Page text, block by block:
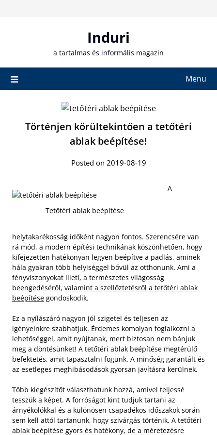
Induri
a tartalmas és informális magazin
Menu
Történjen körültekintően a tetőtéri
ablak beépítése!
Posted on 2019-08-19
Tetőtéri ablak beépítése
A
helytakarékosság időként nagyon fontos. Szerencsére van
rá mód, a modern építési technikának köszönhetően, hogy
kifejezetten hatékonyan legyen beépítve a padlás, aminek
hála gyakran több helyiséggel bővül az otthonunk. Ami a
fényviszonyokat illeti, a természetes világosság
beengedéséről, valamint a szellőztetésről a tetőtéri ablak
beépítése gondoskodik.
Ez a nyílászáró nagyon jól szigetel és teljesen az
igényeinkre szabhatjuk. Érdemes komolyan foglalkozni a
lehetőséggel, amit nyújtanak, mert biztosan nem bánjuk
meg a döntésünket! A tetőtéri ablak beépítése megtérülő
befektetés, amit tapasztalni fogunk. A minőség garantált és
az esetleges meghibásodások gyorsan javításra kerülnek.
Több kiegészítőt választhatunk hozzá, amivel teljessé
tesszük a képet. A forróságot kint tudjuk tartani az
árnyékolókkal és a különösen csapadékos időszakok során
sem kell attól tartanunk, hogy szivárgás történik. A tetőtéri
ablak beépítése gyors és hatékony, de a méretezésre